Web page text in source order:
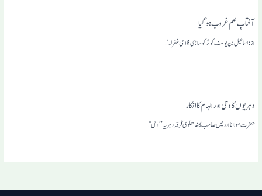
آفتابِ علم غروب ہو گیا
از: اسماعیل بن یوسف کوثرکوساڑی فلاحی غفرلہ‘ …
دہریوں کا وحی اور الہام کا انکار
حضرت مولانا ادریس صاحب کاندھلوی ؒ فرقہ دہریہ ’’وحی‘‘…